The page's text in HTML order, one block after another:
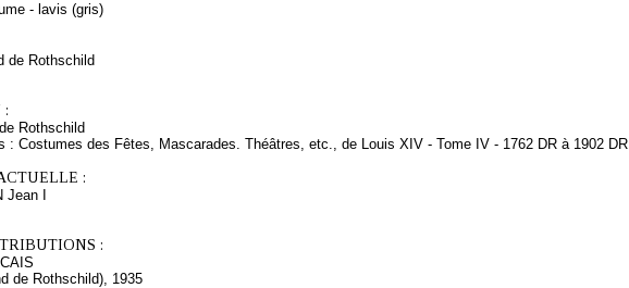
- lavis (gris)
de Rothschild
:
Rothschild
: Costumes des Fêtes, Mascarades. Théâtres, etc., de Louis XIV - Tome IV - 1762 DR à 1902 DR
:
I
:
de Rothschild), 1935